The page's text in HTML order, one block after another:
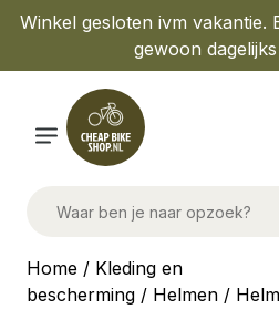
Winkel gesloten ivm vakantie.
gewoon
Home / Kleding en
bescherming / Helmen /